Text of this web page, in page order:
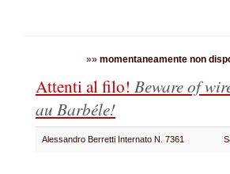
»» momentaneamente non
Attenti al filo! Beware of
au Barbéle!
Alessandro Berretti Internato N. 7361